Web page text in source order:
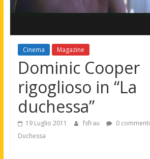
Cinema Magazine
Dominic Cooper
rigoglioso in “La
duchessa”
19 Luglio 2011 fsfrau 0 commenti
Duchessa